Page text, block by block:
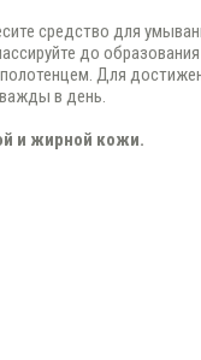
средство для
до
Для
в день.
и жирной кожи.